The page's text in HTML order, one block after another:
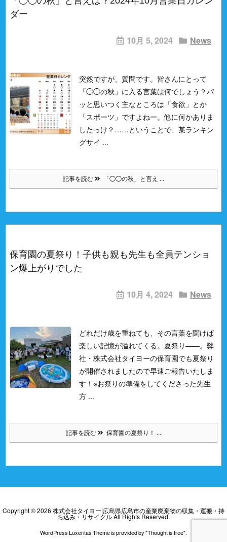
ダー
10月 5, 2024 News
突然ですが、質問です。 皆さんにとって
「◯◯の秋」に入る言葉は何でしょう？パ
ッと思いつく主なところは「食欲」とか
「スポーツ」ですよねー。他に何かありま
したっけ？……ということで、某ランキン
グサイ ...
記事を読む 「◯◯の秋」と言え ...
保育園の夏祭り！子供も親も先生も全員テンショ
ン爆上がりでした
10月 4, 2024 News
どれだけ歳を重ねても、その言葉を聞けば
楽しい記憶が溢れてくる。 夏祭り――。 弊
社・株式会社タイヨーの保育園でも夏祭り
が開催されましたので早速ご報告いたしま
す！ ※お祭りの準備をしてくださった先生
方 ...
記事を読む 保育園の夏祭り！ ...
Copyright ©2026 株式会社タイヨー|広島県広島市の産業廃棄物の収集・運搬・持
ち込み・リサイクルAll Rights Reserved.
WordPress Luxeritas Theme is provided by "Thought is free".